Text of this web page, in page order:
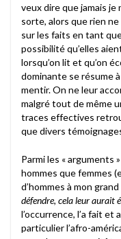
veux dire que jamais je
sorte, alors que rien ne
sur les faits en tant
possibilité qu’elles
lorsqu’on lit et qu’on
dominante se résume à
mentir. On ne leur
malgré tout de même
traces effectives
que divers
Parmi les « arguments
hommes que femmes
d’hommes à mon
défendre, cela leur aurait
l’occurrence, l’a fait et
particulier l’afro-